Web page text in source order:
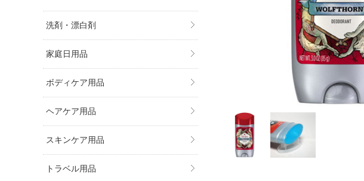
洗剤・漂白剤
家庭日用品
ボディケア用品
ヘアケア用品
スキンケア用品
トラベル用品